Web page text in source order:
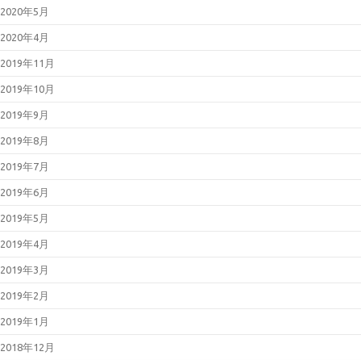
2020年5月
2020年4月
2019年11月
2019年10月
2019年9月
2019年8月
2019年7月
2019年6月
2019年5月
2019年4月
2019年3月
2019年2月
2019年1月
2018年12月